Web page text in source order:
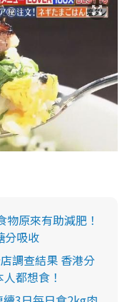
原來有助減肥！
分吸收
調查結果 香港分
都想食！